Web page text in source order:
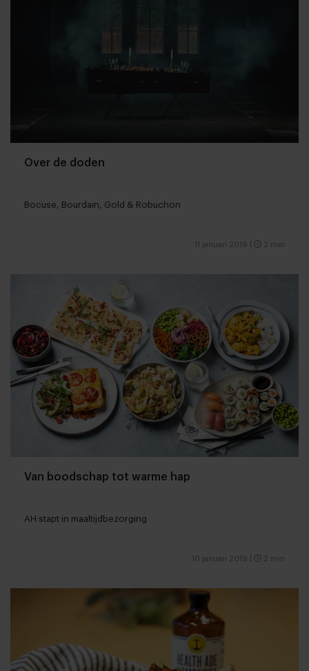
Over de doden
Bocuse, Bourdain, Gold & Robuchon
11 januari 2019 2 min
Van boodschap tot warme hap
AH stapt in maaltijdbezorging
10 januari 2019 2 min